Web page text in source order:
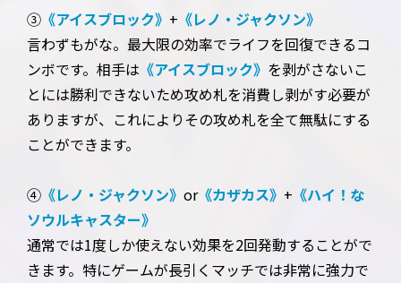
③ 《アイスブロック》 + 《レノ・ジャクソン》
言わずもがな。最大限の効率でライフを回復できるコ
ンボです。相手は 《アイスブロック》 を剥がさないこ
とには勝利できないため攻め札を消費し剥がす必要が
ありますが、これによりその攻め札を全て無駄にする
ことができます。
④ 《レノ・ジャクソン》 or《カザカス》 + 《ハイ！な
ソウルキャスター》
通常では1度しか使えない効果を2回発動することがで
きます。特にゲームが長引くマッチでは非常に強力で